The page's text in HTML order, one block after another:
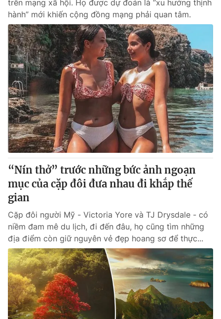
trên mạng xã hội. Họ được dự đoán là “xu hướng thịnh
hành” mới khiến cộng đồng mạng phải quan tâm.
“Nín thở” trước những bức ảnh ngoạn
mục của cặp đôi đưa nhau đi khắp thế
gian
Cặp đôi người Mỹ - Victoria Yore và TJ Drysdale - có
niềm đam mê du lịch, đi đến đâu, họ cũng tìm những
địa điểm còn giữ nguyên vẻ đẹp hoang sơ để thực...